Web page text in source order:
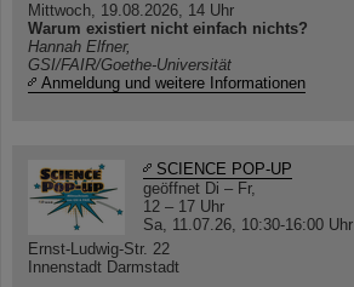
Mittwoch, 19.08.2026, 14 Uhr
Warum existiert nicht einfach nichts?
Hannah Elfner,
GSI/FAIR/Goethe-Universität
Anmeldung und weitere Informationen
SCIENCE POP-UP
geöffnet Di – Fr,
12 – 17 Uhr
Sa, 11.07.26, 10:30-16:00 Uhr
Ernst-Ludwig-Str. 22
Innenstadt Darmstadt